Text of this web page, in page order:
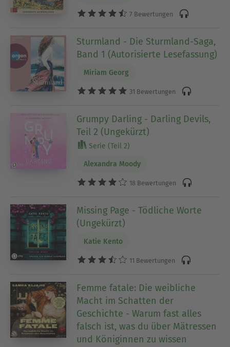
7 Bewertungen
Sturmland - Die Sturmland-Saga,
Band 1 (Autorisierte Lesefassung)
Miriam Georg
31 Bewertungen
Grumpy Darling - Darling Devils,
Teil 2 (Ungekürzt)
Serie (Teil 2)
Alexandra Moody
18 Bewertungen
Missing Page - Tödliche Worte
(Ungekürzt)
Katie Kento
11 Bewertungen
Femme fatale: Die weibliche
Macht im Schatten der
Geschichte - Warum fast alles
falsch ist, was du über Mätressen
und Königinnen zu wissen